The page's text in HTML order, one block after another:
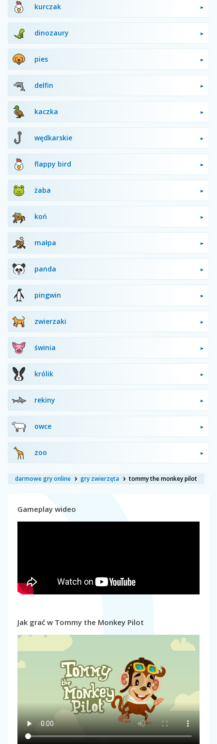
kurczak
dinozaury
pies
delfin
kaczka
wędkarskie
flappy bird
żaba
koń
małpa
panda
pingwin
zwierzaki
świnia
królik
rekiny
owce
zoo
darmowe gry online gry zwierzęta tommy the monkey pilot
Gameplay wideo
Jak grać w Tommy the Monkey Pilot